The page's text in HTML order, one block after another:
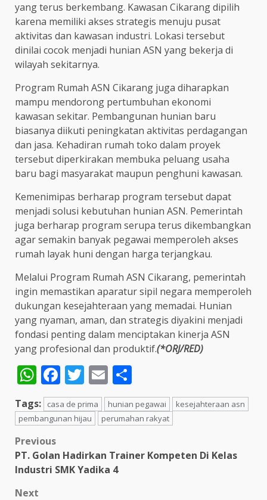
yang terus berkembang. Kawasan Cikarang dipilih
karena memiliki akses strategis menuju pusat
aktivitas dan kawasan industri. Lokasi tersebut
dinilai cocok menjadi hunian ASN yang bekerja di
wilayah sekitarnya.
Program Rumah ASN Cikarang juga diharapkan
mampu mendorong pertumbuhan ekonomi
kawasan sekitar. Pembangunan hunian baru
biasanya diikuti peningkatan aktivitas perdagangan
dan jasa. Kehadiran rumah toko dalam proyek
tersebut diperkirakan membuka peluang usaha
baru bagi masyarakat maupun penghuni kawasan.
Kemenimipas berharap program tersebut dapat
menjadi solusi kebutuhan hunian ASN. Pemerintah
juga berharap program serupa terus dikembangkan
agar semakin banyak pegawai memperoleh akses
rumah layak huni dengan harga terjangkau.
Melalui Program Rumah ASN Cikarang, pemerintah
ingin memastikan aparatur sipil negara memperoleh
dukungan kesejahteraan yang memadai. Hunian
yang nyaman, aman, dan strategis diyakini menjadi
fondasi penting dalam menciptakan kinerja ASN
yang profesional dan produktif.(*ORJ/RED)
WhatsApp
Facebook
Twitter
Email
Tags: casa de prima hunian pegawai
kesejahteraan asn
pembangunan hijau
perumahan rakyat
Post
navigation
Previous
PT. Golan Hadirkan Trainer Kompeten Di Kelas
Industri SMK Yadika 4
Next